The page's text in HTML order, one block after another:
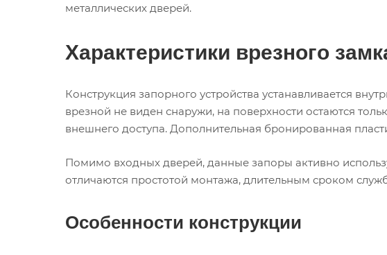
металлических дверей.
Характеристики врезного
Конструкция запорного устройства устанавливается
врезной не виден снаружи, на поверхности остаются
внешнего доступа. Дополнительная бронированная
Помимо входных дверей, данные запоры активно
отличаются простотой монтажа, длительным сроком
Особенности конструкции